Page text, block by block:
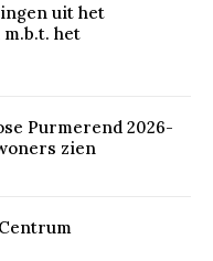
uit het
m.b.t. het
Purmerend 2026-
zien